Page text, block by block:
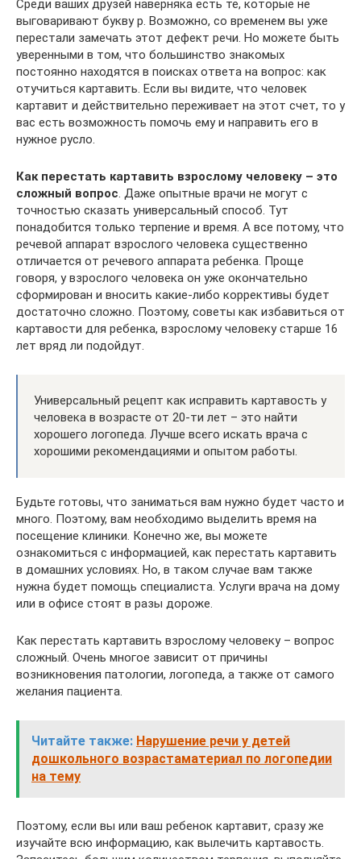
Среди ваших друзей наверняка есть те, которые не
выговаривают букву р. Возможно, со временем вы уже
перестали замечать этот дефект речи. Но можете быть
уверенными в том, что большинство знакомых
постоянно находятся в поисках ответа на вопрос: как
отучиться картавить. Если вы видите, что человек
картавит и действительно переживает на этот счет, то у
вас есть возможность помочь ему и направить его в
нужное русло.
Как перестать картавить взрослому человеку – это
сложный вопрос. Даже опытные врачи не могут с
точностью сказать универсальный способ. Тут
понадобится только терпение и время. А все потому, что
речевой аппарат взрослого человека существенно
отличается от речевого аппарата ребенка. Проще
говоря, у взрослого человека он уже окончательно
сформирован и вносить какие-либо коррективы будет
достаточно сложно. Поэтому, советы как избавиться от
картавости для ребенка, взрослому человеку старше 16
лет вряд ли подойдут.
Универсальный рецепт как исправить картавость у
человека в возрасте от 20-ти лет – это найти
хорошего логопеда. Лучше всего искать врача с
хорошими рекомендациями и опытом работы.
Будьте готовы, что заниматься вам нужно будет часто и
много. Поэтому, вам необходимо выделить время на
посещение клиники. Конечно же, вы можете
ознакомиться с информацией, как перестать картавить
в домашних условиях. Но, в таком случае вам также
нужна будет помощь специалиста. Услуги врача на дому
или в офисе стоят в разы дороже.
Как перестать картавить взрослому человеку – вопрос
сложный. Очень многое зависит от причины
возникновения патологии, логопеда, а также от самого
желания пациента.
Читайте также: Нарушение речи у детей
дошкольного возрастаматериал по логопедии
на тему
Поэтому, если вы или ваш ребенок картавит, сразу же
изучайте всю информацию, как вылечить картавость.